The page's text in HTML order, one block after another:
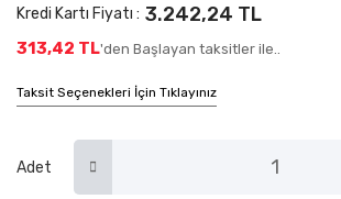
Kredi Kartı Fiyatı : 3.242,24 TL
313,42 TL'den Başlayan taksitler ile..
Taksit Seçenekleri İçin Tıklayınız
Adet